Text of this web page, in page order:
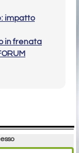
impatto
in frenata